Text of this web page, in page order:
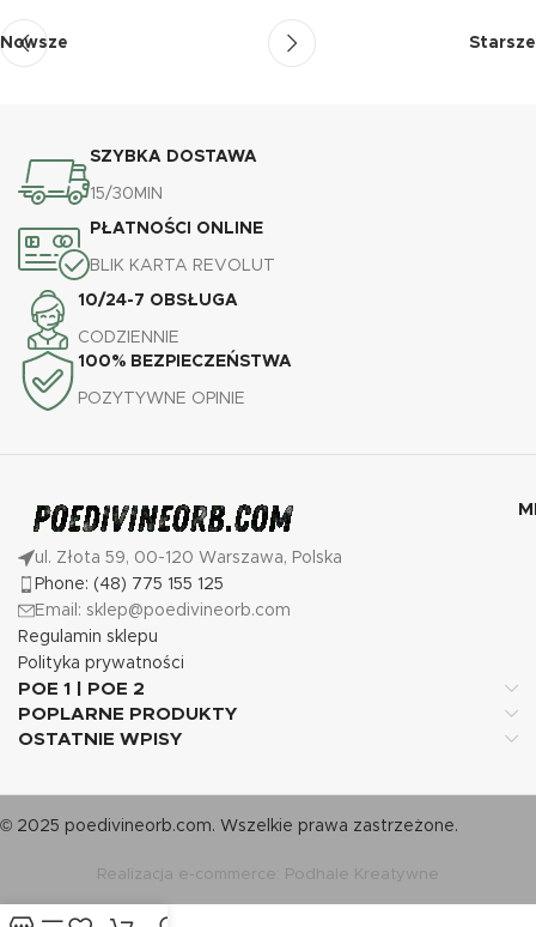
Nowsze Starsze
SZYBKA DOSTAWA
15/30MIN
PŁATNOŚCI ONLINE
BLIK KARTA REVOLUT
10/24-7 OBSŁUGA
CODZIENNIE
100% BEZPIECZEŃSTWA
POZYTYWNE OPINIE
ul. Złota 59, 00-120 Warszawa, Polska
Phone: (48) 775 155 125
Email: sklep@poedivineorb.com
Regulamin sklepu
Polityka prywatności
POE 1 | POE 2
POPLARNE PRODUKTY
OSTATNIE WPISY
© 2025 poedivineorb.com. Wszelkie prawa zastrzeżone.
Realizacja e-commerce: Podhale Kreatywne